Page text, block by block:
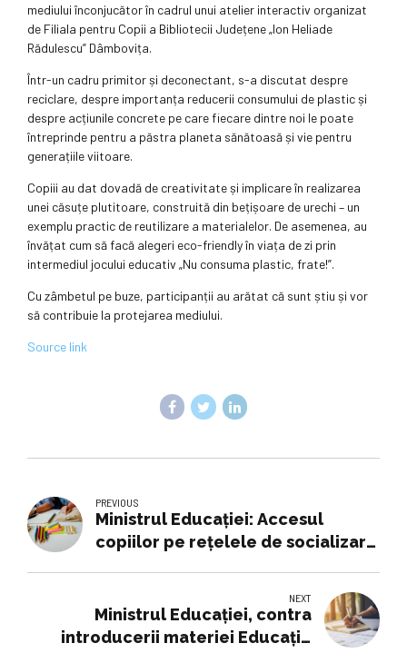
mediului înconjucător în cadrul unui atelier interactiv organizat
de Filiala pentru Copii a Bibliotecii Județene „Ion Heliade
Rădulescu” Dâmbovița.
Într-un cadru primitor și deconectant, s-a discutat despre
reciclare, despre importanța reducerii consumului de plastic și
despre acțiunile concrete pe care fiecare dintre noi le poate
întreprinde pentru a păstra planeta sănătoasă și vie pentru
generațiile viitoare.
Copiii au dat dovadă de creativitate și implicare în realizarea
unei căsuțe plutitoare, construită din bețișoare de urechi – un
exemplu practic de reutilizare a materialelor. De asemenea, au
învățat cum să facă alegeri eco-friendly în viața de zi prin
intermediul jocului educativ „Nu consuma plastic, frate!”.
Cu zâmbetul pe buze, participanții au arătat că sunt știu și vor
să contribuie la protejarea mediului.
Source link
PREVIOUS
Ministrul Educației: Accesul
copiilor pe rețelele de socializare
NEXT
Ministrul Educaţiei, contra
introducerii materiei Educaţie